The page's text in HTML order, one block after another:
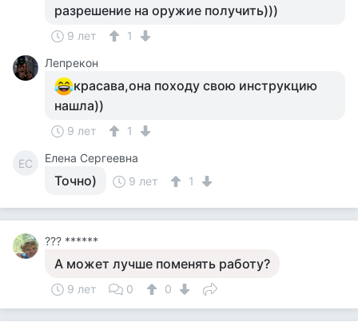
разрешение на оружие получить)))
9 лет
1
Лепрекон
красава,она походу свою инструкцию
нашла))
9 лет 1
ЕС Елена Сергеевна
Точно) 9 лет 1
??? ******
А может лучше поменять работу?
9 лет 0 0